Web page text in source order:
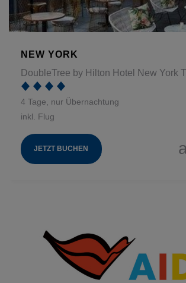
NEW YORK
4 Tage, nur Übernachtung
inkl. Flug
JETZT BUCHEN